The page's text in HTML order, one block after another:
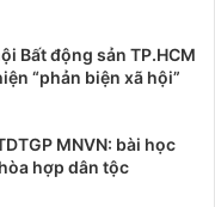
Bất động sản TP.HCM
“phản biện xã hội”
MNVN: bài học
hợp dân tộc